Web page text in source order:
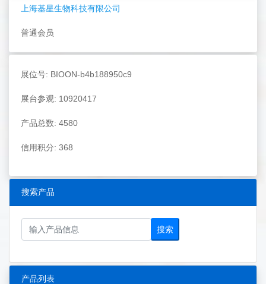
上海基星生物科技有限公司
普通会员
展位号: BIOON-b4b188950c9
展台参观: 10920417
产品总数: 4580
信用积分: 368
搜索产品
搜索
产品列表